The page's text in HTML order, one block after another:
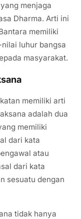
menjaga
Dharma. Arti ini
memiliki
luhur bangsa
masyarakat.
memiliki arti
adalah dua
memiliki
dari kata
atau
dari kata
sesuatu dengan
tidak hanya